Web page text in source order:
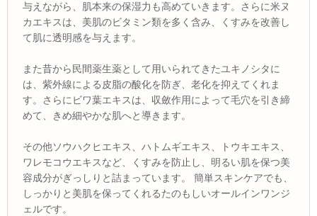
与えながら、肌本来の保湿力も高めていきます。さらに米ヌ
カエキスは、美肌のビタミン類を多く含み、くすみを改善し
て肌に透明感を与えます。
また昔から民間薬生薬として用いられてきたユキノシタに
は、紫外線による皮脂の酸化を防ぎ、老化を抑えてくれま
す。さらにビワ葉エキスは、収斂作用によって毛穴を引き締
めて、きめ細やかな肌へと導きます。
その他ソウハクヒエキス、ハトムギエキス、トウキエキス、
ワレモコウエキスなど、くすみを防止し、明るい肌を保つ美
容成分がぎっしりと詰まっています。 簡単スキンケアでも、
しっかりと美肌を保ってくれるたのもしいオールインワンジ
ェルです。